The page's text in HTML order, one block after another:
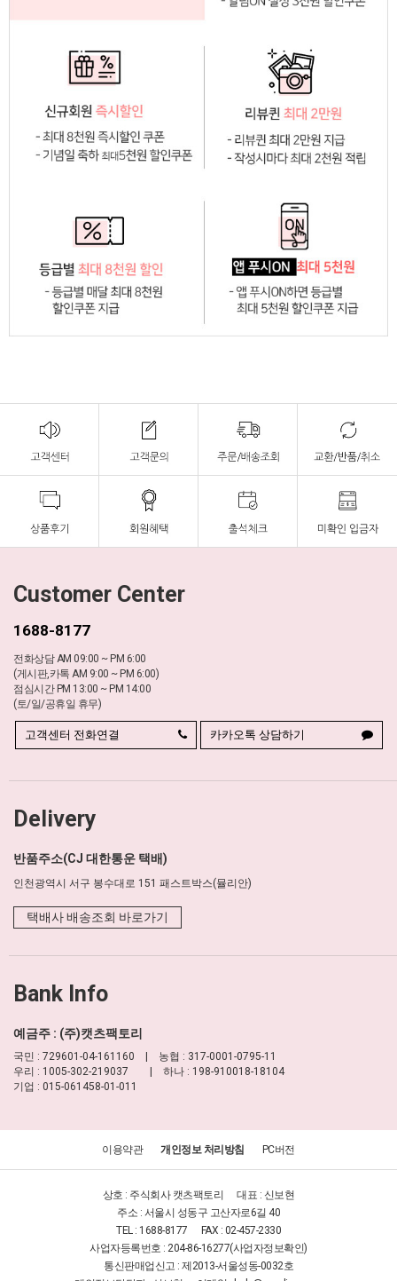
Customer Center
1688-8177
전화상담 AM 09:00 ~ PM 6:00
(게시판,카톡 AM 9:00 ~ PM 6:00)
점심시간 PM 13:00 ~ PM 14:00
(토/일/공휴일 휴무)
고객센터 전화연결 카카오톡 상담하기
Delivery
반품주소(CJ 대한통운 택배)
인천광역시 서구 봉수대로 151 패스트박스(뮬리안)
택배사 배송조회 바로가기
Bank Info
예금주 : (주)캣츠팩토리
국민 : 729601-04-161160 | 농협 : 317-0001-0795-11
우리 : 1005-302-219037 | 하나 : 198-910018-18104
기업 : 015-061458-01-011
이용약관 개인정보 처리방침 PC버전
상호 : 주식회사 캣츠팩토리
대표 : 신보현
주소 : 서울시 성동구 고산자로6길 40
TEL : 1688-8177
FAX : 02-457-2330
사업자등록번호 : 204-86-16277(사업자정보확인)
통신판매업신고 : 제2013-서울성동-0032호